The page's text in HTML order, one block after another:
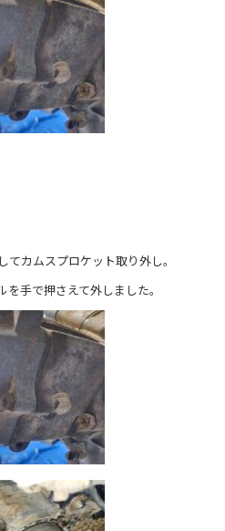
カムスプロケット取り外し。
手で押さえて外しました。